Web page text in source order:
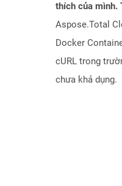
thích của mình.
Aspose.Total
Docker
cURL trong
chưa khả dụng.